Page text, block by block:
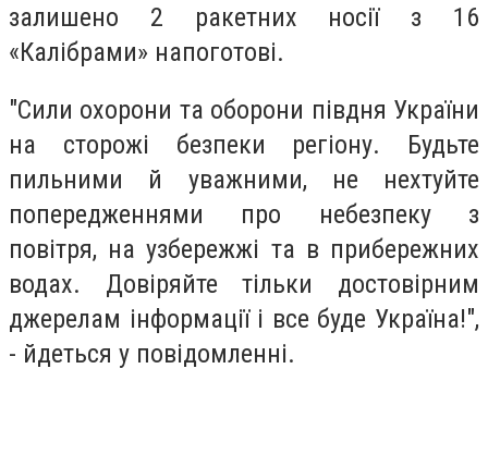
залишено 2 ракетних носії з 16
«Калібрами» напоготові.
"Сили охорони та оборони півдня України
на сторожі безпеки регіону. Будьте
пильними й уважними, не нехтуйте
попередженнями про небезпеку з
повітря, на узбережжі та в прибережних
водах. Довіряйте тільки достовірним
джерелам інформації і все буде Україна!",
- йдеться у повідомленні.